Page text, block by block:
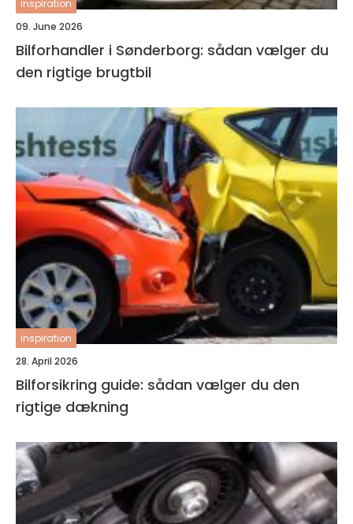
inspiration
09. June 2026
Bilforhandler i Sønderborg: sådan vælger du
den rigtige brugtbil
inspiration
28. April 2026
Bilforsikring guide: sådan vælger du den
rigtige dækning